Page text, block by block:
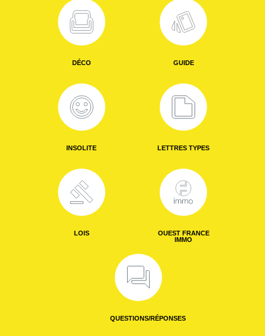
DÉCO GUIDE
INSOLITE LETTRES TYPES
LOIS
OUEST FRANCE
IMMO
QUESTIONS/RÉPONSES